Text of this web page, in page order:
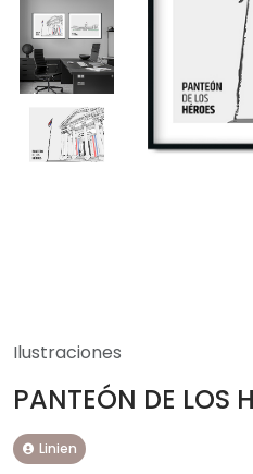
Ilustraciones
PANTEÓN DE LOS
Linien